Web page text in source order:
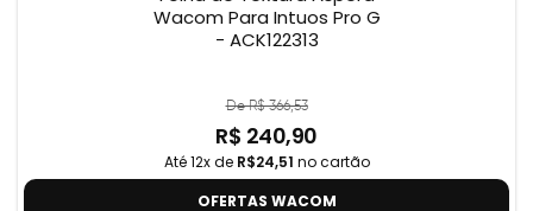
Wacom Para Intuos Pro G
- ACK122313
De R$ 366,53
R$ 240,90
Até 12x de R$24,51 no cartão
OFERTAS WACOM